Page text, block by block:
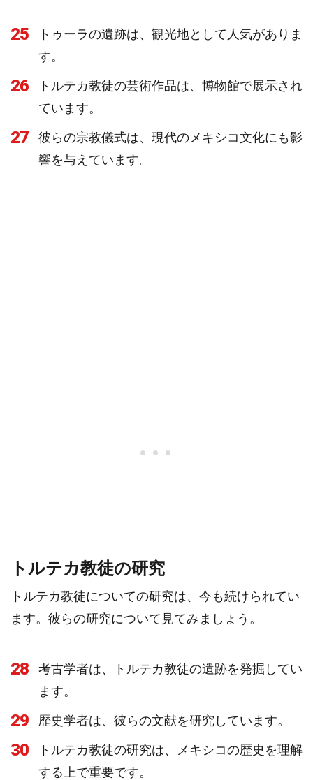
25
トゥーラの遺跡は、観光地として人気がありま
す。
26
トルテカ教徒の芸術作品は、博物館で展示され
ています。
27
彼らの宗教儀式は、現代のメキシコ文化にも影
響を与えています。
トルテカ教徒の研究
トルテカ教徒についての研究は、今も続けられてい
ます。彼らの研究について見てみましょう。
28
考古学者は、トルテカ教徒の遺跡を発掘してい
ます。
29 歴史学者は、彼らの文献を研究しています。
30
トルテカ教徒の研究は、メキシコの歴史を理解
する上で重要です。